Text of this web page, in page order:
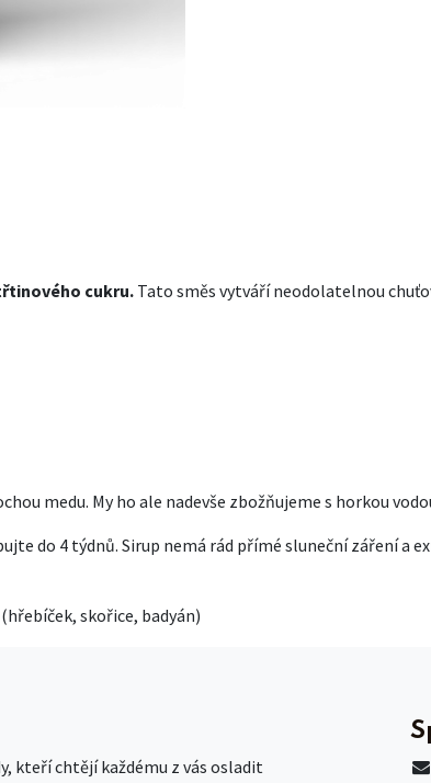
cukru. Tato směs vytváří neodolatelnou
medu. My ho ale nadevše zbožňujeme s horkou
do 4 týdnů. Sirup nemá rád přímé sluneční záření a
skořice, badyán)
kteří chtějí každému z vás osladit